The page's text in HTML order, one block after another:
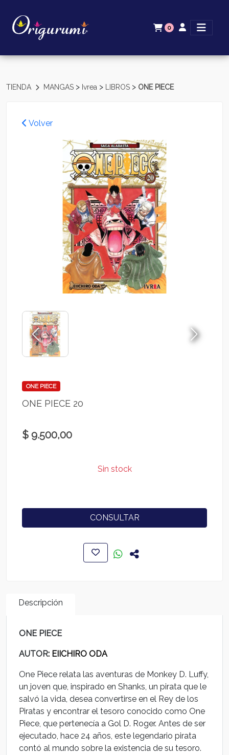
0
TIENDA MANGAS > Ivrea > LIBROS > ONE PIECE
Volver
ONE PIECE
ONE PIECE 20
$ 9.500,00
Sin stock
CONSULTAR
Descripción
ONE PIECE
AUTOR: EIICHIRO ODA
One Piece relata las aventuras de Monkey D. Luffy,
un joven que, inspirado en Shanks, un pirata que le
salvó la vida, desea convertirse en el Rey de los
Piratas y encontrar el tesoro conocido como One
Piece, que pertenecía a Gol D. Roger. Antes de ser
ejecutado, hace 24 años, este legendario pirata
contó al mundo sobre la existencia de su tesoro.